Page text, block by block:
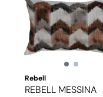
Rebell
REBELL MESSINA